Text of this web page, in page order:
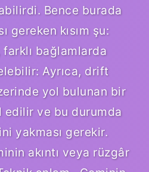
Bence burada
gereken kısım şu:
bağlamlarda
Ayrıca, drift
yol bulunan bir
edilir ve bu durumda
yakması gerekir.
akıntı veya rüzgâr